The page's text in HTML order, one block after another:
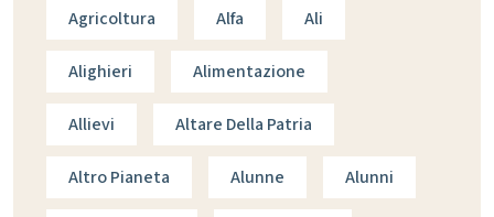
Agricoltura Alfa Ali
Alighieri Alimentazione
Allievi Altare Della Patria
Altro Pianeta Alunne Alunni